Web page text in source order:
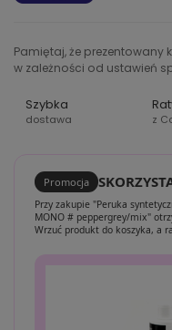
Pamiętaj, że prezentowany
w zależności od ustawień
Szybka
dostawa z
Promocja
Przy zakupie "Peruka
MONO # peppergrey/mix"
Wrzuć produkt do koszyka, a